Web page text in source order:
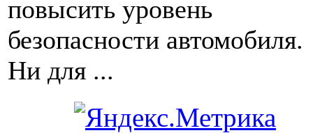
повысить уровень
безопасности автомобиля.
Ни для ...